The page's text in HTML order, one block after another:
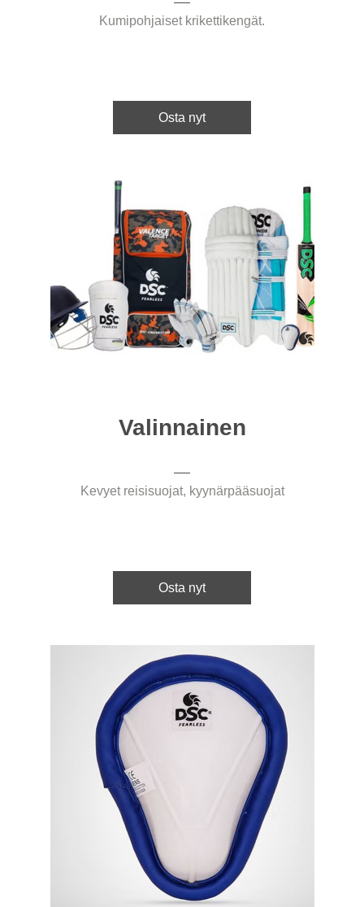
Kumipohjaiset krikettikengät.
Osta nyt
Valinnainen
Kevyet reisisuojat, kyynärpääsuojat
Osta nyt